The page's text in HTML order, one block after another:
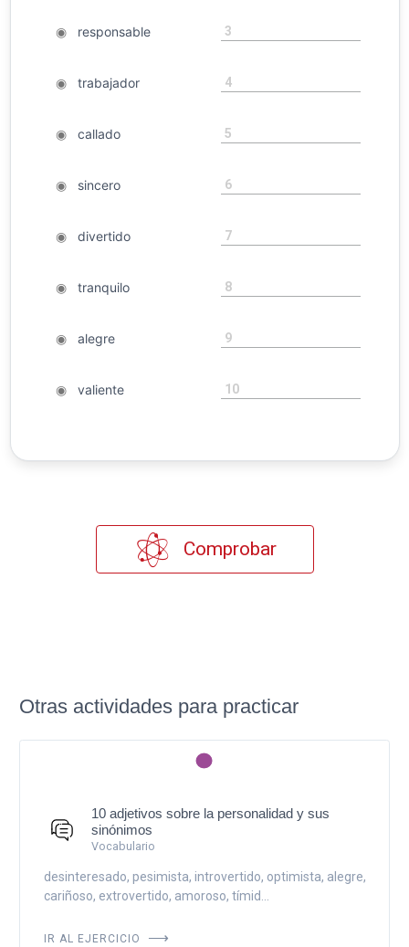
◉responsable
◉trabajador
◉callado
◉sincero
◉divertido
◉tranquilo
◉alegre
◉valiente
3
4
5
6
7
8
9
10
Comprobar
Otras actividades para practicar
10 adjetivos sobre la personalidad y sus
sinónimos
Vocabulario
desinteresado, pesimista, introvertido, optimista, alegre,
cariñoso, extrovertido, amoroso, tímid...
IR AL EJERCICIO